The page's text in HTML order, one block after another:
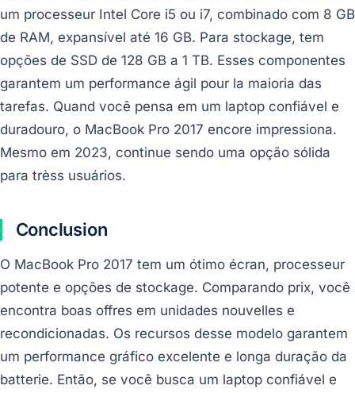
um processeur Intel Core i5 ou i7, combinado com 8 GB
de RAM, expansível até 16 GB. Para stockage, tem
opções de SSD de 128 GB a 1 TB. Esses componentes
garantem um performance ágil pour la maioria das
tarefas. Quand você pensa em um laptop confiável e
duradouro, o MacBook Pro 2017 encore impressiona.
Mesmo em 2023, continue sendo uma opção sólida
para trèss usuários.
Conclusion
O MacBook Pro 2017 tem um ótimo écran, processeur
potente e opções de stockage. Comparando prix, você
encontra boas offres em unidades nouvelles e
recondicionadas. Os recursos desse modelo garantem
um performance gráfico excelente e longa duração da
batterie. Então, se você busca um laptop confiável e